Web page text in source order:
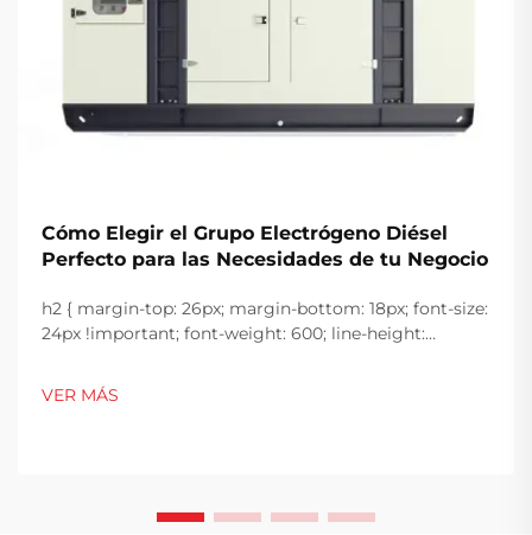
Cómo Elegir el Grupo Electrógeno Diésel
Perfecto para las Necesidades de tu Negocio
h2 { margin-top: 26px; margin-bottom: 18px; font-size:
24px !important; font-weight: 600; line-height:
font-size: 20px !important; font-weight: 600; line-
height: ...}
VER MÁS